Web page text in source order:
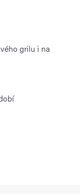
grilu i na